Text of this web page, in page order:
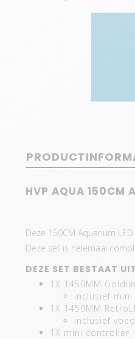
HVP AQUA 150CM
Deze 150CM Aquarium
Deze set is helemaal
DEZE SET BESTAAT
1X 1450MM
inclusief
1X 1450MM
inclusief
1X mini controller